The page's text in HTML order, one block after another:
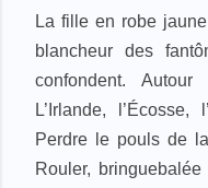
La fille en robe
blancheur des
confondent. Autour
L’Irlande,
Perdre le pouls de
Rouler,